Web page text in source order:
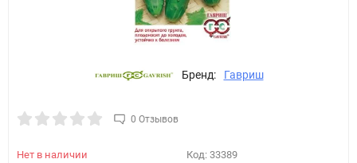
Бренд: Гавриш
0 Отзывов
Нет в наличии Код: 33389